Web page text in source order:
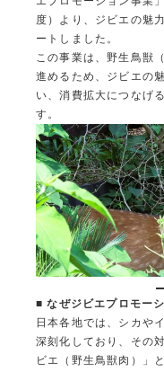
度）より、ジビエの魅
ートしました。
この事業は、野生鳥獣
進めるため、ジビエの
い、消費拡大につなげ
す。
■なぜジビエプロモー
日本各地では、シカや
深刻化しており、その
ビエ（野生鳥獣肉）」